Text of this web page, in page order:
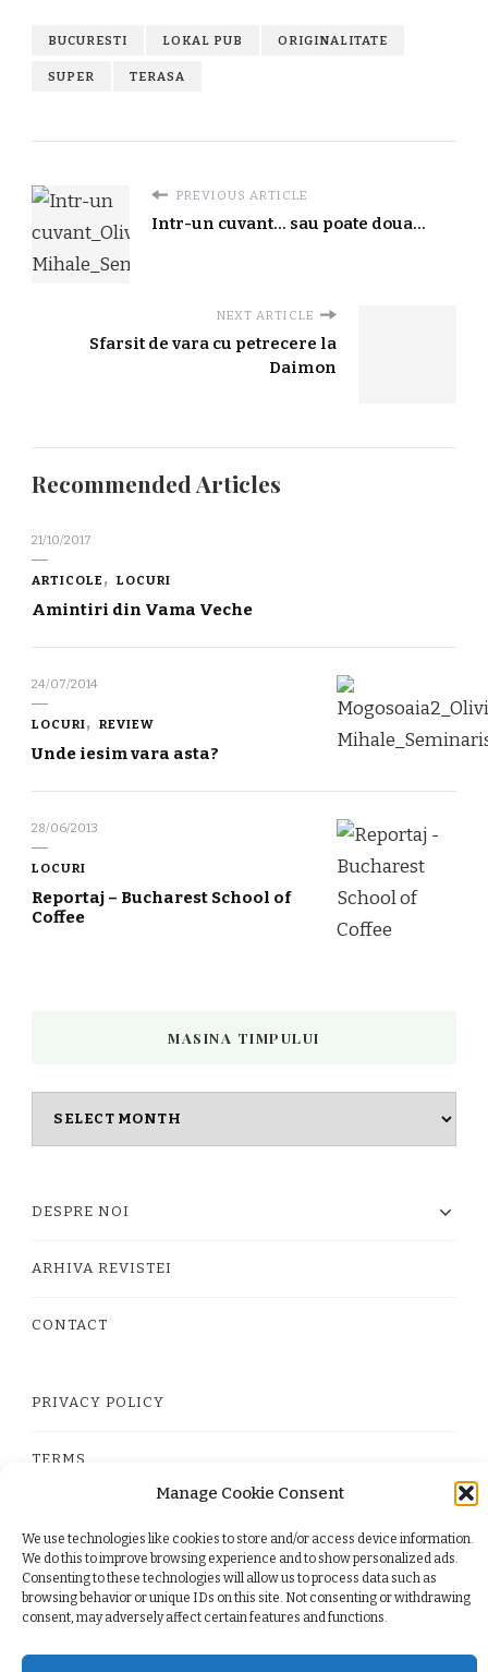
Manage Cookie Consent
We use technologies like cookies to store and/or access device information.
We do this to improve browsing experience and to show personalized ads.
Consenting to these technologies will allow us to process data such as
browsing behavior or unique IDs on this site. Not consenting or withdrawing
consent, may adversely affect certain features and functions.
BUCURESTI LOKAL PUB ORIGINALITATE
SUPER TERASA
PREVIOUS ARTICLE
Intr-un cuvant… sau poate doua…
NEXT ARTICLE
Sfarsit de vara cu petrecere la
Daimon
Recommended Articles
21/10/2017
ARTICOLE LOCURI
Amintiri din Vama Veche
24/07/2014
LOCURI REVIEW
Unde iesim vara asta?
28/06/2013
LOCURI
Reportaj – Bucharest School of
Coffee
MASINA TIMPULUI
DESPRE NOI
ARHIVA REVISTEI
CONTACT
PRIVACY POLICY
TERMS
© Copyright 2026
| Developed ByBlossom Themes. Powered by